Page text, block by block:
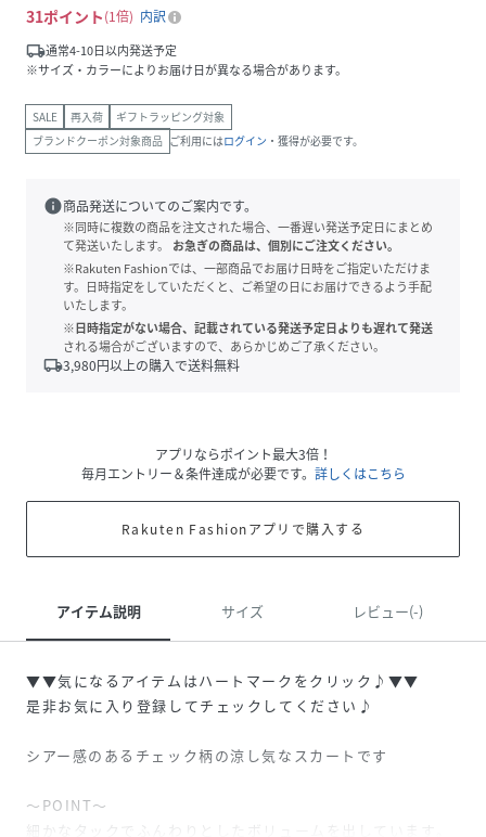
31ポイント 1倍
内訳
local_shipping通常4-10日以内発送予定
※サイズ・カラーによりお届け日が異なる場合があります。
SALE 再入荷
ギフトラッピング対象
ブランドクーポン対象商品 ご利用にはログイン ・獲得が必要です。
info商品発送についてのご案内です。
※同時に複数の商品を注文された場合、一番遅い発送予定日にまとめ
て発送いたします。
お急ぎの商品は、個別にご注文ください。
※Rakuten Fashionでは、一部商品でお届け日時をご指定いただけま
す。日時指定をしていただくと、ご希望の日にお届けできるよう手配
いたします。
※日時指定がない場合、記載されている発送予定日よりも遅れて発送
される場合がございますので、あらかじめご了承ください。
local_shipping3,980円以上の購入で送料無料
アプリならポイント最大3倍！
毎月エントリー＆条件達成が必要です。 詳しくはこちら
Rakuten Fashionアプリで購入する
アイテム説明 サイズ レビュー(-)
▼▼気になるアイテムはハートマークをクリック♪▼▼
是非お気に入り登録してチェックしてください♪
シアー感のあるチェック柄の涼し気なスカートです
～POINT～
細かなタックでふんわりとしたボリュームを出しています。